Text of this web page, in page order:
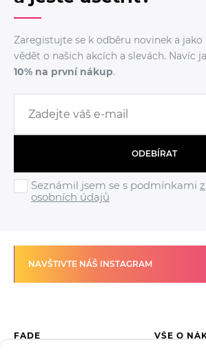
Zaregistujte se k odběru novinek a
vědět o našich akcích a slevách. Navíc
10% na první nákup.
ODEBÍRAT
Seznámil jsem se s podmínkami
osobních údajů
NAVŠTIVTE NÁŠ INSTAGRAM
FADE
VŠE O